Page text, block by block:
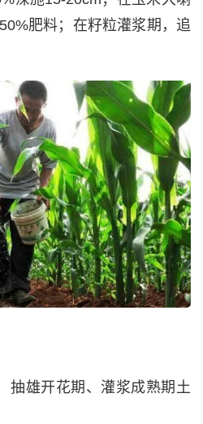
肥料；在籽粒灌浆期，追
抽雄开花期、灌浆成熟期土